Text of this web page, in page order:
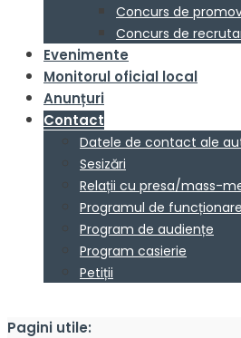
Concurs de
Concurs de
Evenimente
Monitorul oficial local
Anunțuri
Contact
Datele de contact ale
Sesizări
Relații cu presa/mass-
Programul de
Program de audiențe
Program casierie
Petiții
Pagini utile: